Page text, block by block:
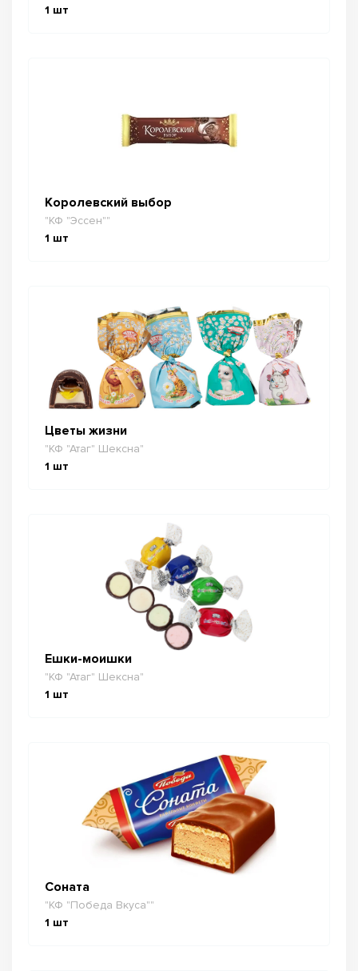
1 шт
Королевский выбор
"КФ "Эссен""
1 шт
Цветы жизни
"КФ "Атаг" Шексна"
1 шт
Ешки-моишки
"КФ "Атаг" Шексна"
1 шт
Соната
"КФ "Победа Вкуса""
1 шт